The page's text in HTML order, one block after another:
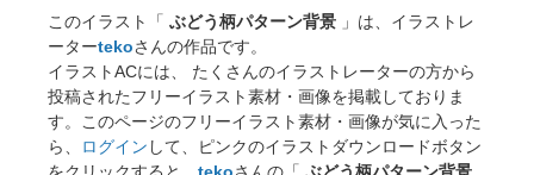
このイラスト「 ぶどう柄パターン背景 」は、イラストレ
ーターtekoさんの作品です。
イラストACには、 たくさんのイラストレーターの方から
投稿されたフリーイラスト素材・画像を掲載しておりま
す。このページのフリーイラスト素材・画像が気に入った
ら、
ログイン して、ピンクのイラストダウンロードボタン